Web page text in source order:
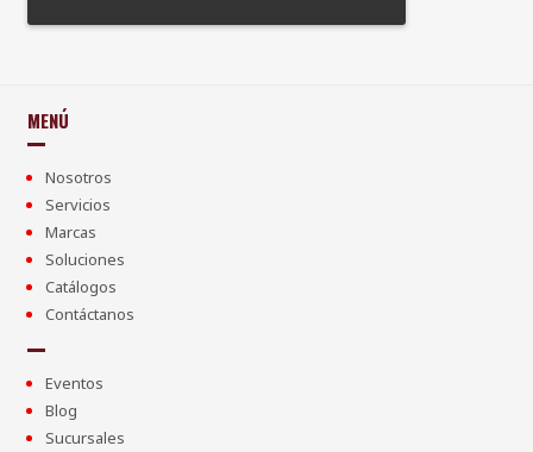
MENÚ
Nosotros
Servicios
Marcas
Soluciones
Catálogos
Contáctanos
Eventos
Blog
Sucursales